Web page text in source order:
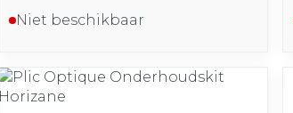
Niet beschikbaar